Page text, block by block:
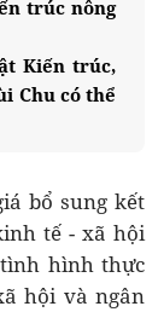
trúc nông
Kiến trúc,
Chu có thể
bổ sung kết
tế - xã hội
hình thực
hội và ngân